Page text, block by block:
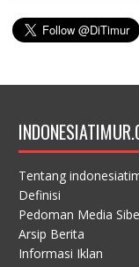
Tentang
Definisi
Pedoman Media
Arsip Berita
Informasi Iklan